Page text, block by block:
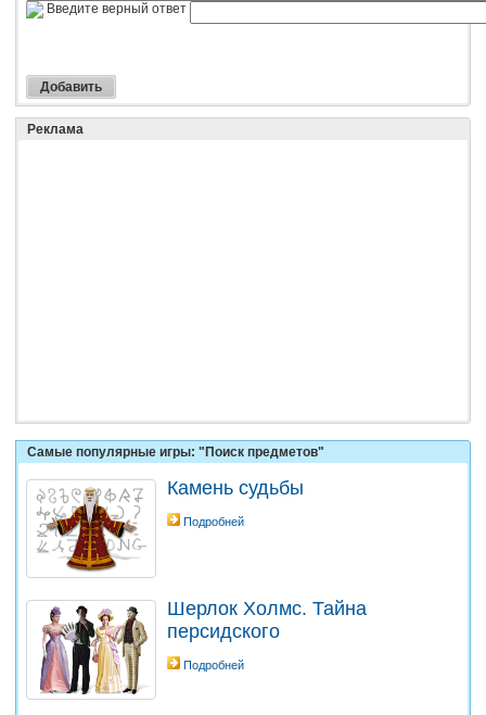
Введите верный ответ
Реклама
Самые популярные игры: "Поиск предметов"
Камень судьбы
Подробней
Шерлок Холмс. Тайна
персидского
Подробней